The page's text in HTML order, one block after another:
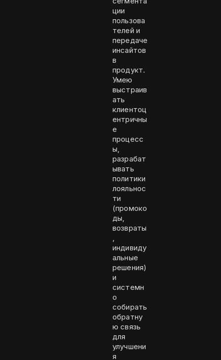
ции
пользова
телей и
передаче
инсайтов
в
продукт.
Умею
выстраив
ать
клиентоц
ентричны
е
процесс
ы,
разрабат
ывать
политики
лояльнос
ти
(промоко
ды,
возвраты
,
индивиду
альные
решения)
и
системн
о
собирать
обратну
ю связь
для
улучшени
я